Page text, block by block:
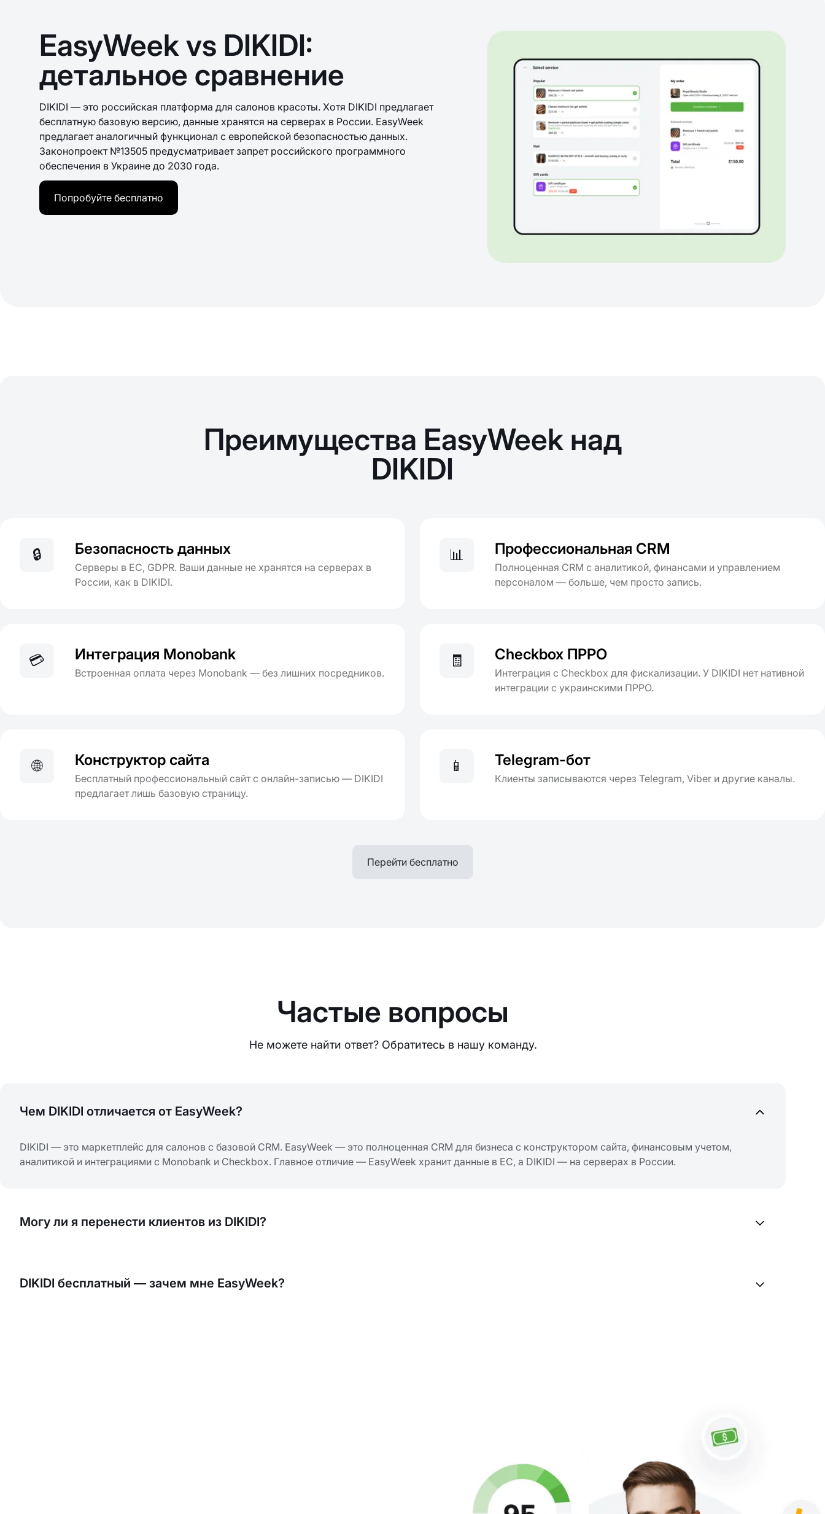
EasyWeek vs DIKIDI:
детальное сравнение
DIKIDI — это российская платформа для салонов красоты. Хотя DIKIDI предлагает
бесплатную базовую версию, данные хранятся на серверах в России. EasyWeek
предлагает аналогичный функционал с европейской безопасностью данных.
Законопроект №13505 предусматривает запрет российского программного
обеспечения в Украине до 2030 года.
Попробуйте бесплатно
Преимущества EasyWeek над
DIKIDI
🔒 Безопасность данных
Серверы в ЕС, GDPR. Ваши данные не хранятся на серверах в
России, как в DIKIDI.
📊 Профессиональная CRM
Полноценная CRM с аналитикой, финансами и управлением
персоналом — больше, чем просто запись.
💳 Интеграция Monobank
Встроенная оплата через Monobank — без лишних посредников.
🧾 Checkbox ПРРО
Интеграция с Checkbox для фискализации. У DIKIDI нет нативной
интеграции с украинскими ПРРО.
🌐 Конструктор сайта
Бесплатный профессиональный сайт с онлайн-записью — DIKIDI
предлагает лишь базовую страницу.
📱 Telegram-бот
Клиенты записываются через Telegram, Viber и другие каналы.
Перейти бесплатно
Частые вопросы
Не можете найти ответ? Обратитесь в нашу команду.
Чем DIKIDI отличается от EasyWeek?
DIKIDI — это маркетплейс для салонов с базовой CRM. EasyWeek — это полноценная CRM для бизнеса с конструктором сайта, финансовым учетом,
аналитикой и интеграциями с Monobank и Checkbox. Главное отличие — EasyWeek хранит данные в ЕС, а DIKIDI — на серверах в России.
Могу ли я перенести клиентов из DIKIDI?
DIKIDI бесплатный — зачем мне EasyWeek?